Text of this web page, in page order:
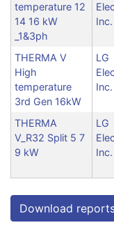
temperature 12
14 16 kW
_1&3ph
Inc.
THERMA V
High
temperature
3rd Gen 16kW
LG
Inc.
THERMA
V_R32 Split 5 7
9 kW
LG
Inc.
Download